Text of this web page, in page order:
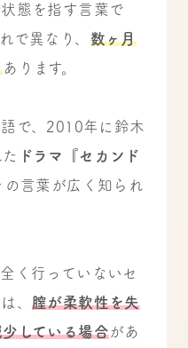
態を指す言葉で
で異なり、 数ヶ月
あります。
で、2010年に鈴木
ドラマ『セカンド
の言葉が広く知られ
く行っていないセ
、 膣が柔軟性を失
している場合があ